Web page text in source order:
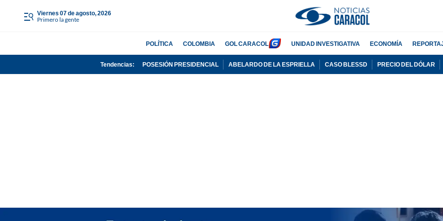
viernes 07 de agosto, 2026
Primero la gente
POLÍTICA COLOMBIA GOL CARACOL UNIDAD INVESTIGATIVA ECONOMÍA
Tendencias: POSESIÓN PRESIDENCIAL ABELARDO DE LA ESPRIELLA CASO BLESSD PRECIO DEL DÓLAR